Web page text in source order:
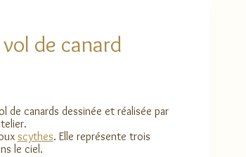
de canard
de canards dessinée et réalisée par
scythes. Elle représente trois
le ciel.